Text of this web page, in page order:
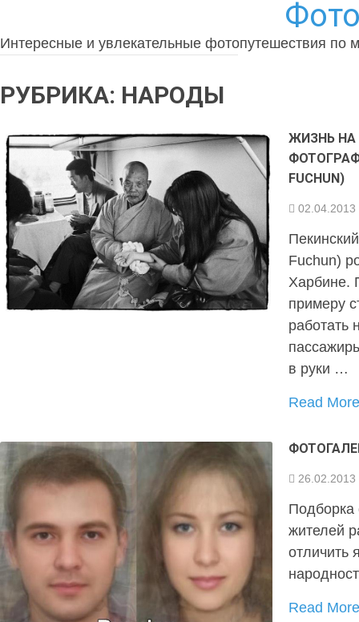
Интересные и увлекательные фотопутешествия по
РУБРИКА: НАРОДЫ
ЖИЗНЬ НА
FUCHUN)
02.04.2013
Fuchun)
Харбине.
примеру
работать
в руки …
Read
26.02.2013
Подборка
жителей
отличить
Read